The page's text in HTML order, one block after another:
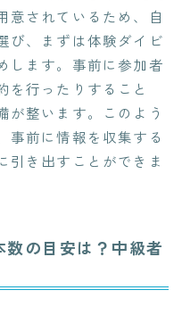
意されているため、自
び、まずは体験ダイビ
します。事前に参加者
を行ったりすること
が整います。このよう
事前に情報を収集する
引き出すことができま
の目安は？中級者